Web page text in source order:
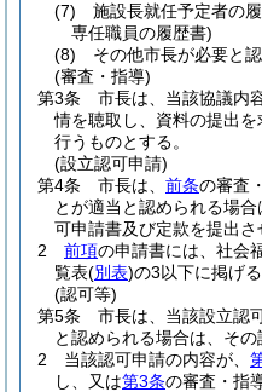
(7)
施設長就任予定者の
専任職員の履歴書)
(8)
その他市長が必要と
(審査・指導)
第3条
市長は、当該協議内
情を聴取し、資料の提出
行うものとする。
(設立認可申請)
第4条
市長は、 前条の審査
とが適当と認められる場
可申請書及び定款を提出さ
2
前項の申請書には、社会
覧表(別表)の3以下に掲げ
(認可等)
第5条
市長は、当該設立認
と認められる場合は、その
2
当該認可申請の内容が、
し、又は第3条の審査・指